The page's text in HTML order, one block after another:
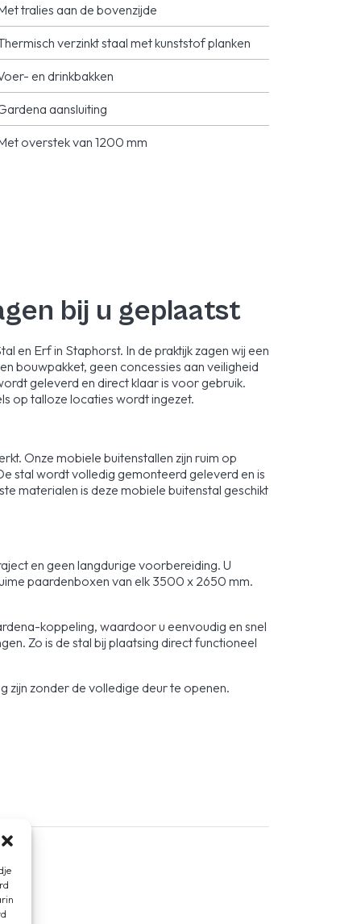
tralies aan de bovenzijde
verzinkt staal met kunststof planken
en drinkbakken
aansluiting
overstek van 1200 mm
bij u geplaatst
en Erf in Staphorst. In de praktijk zagen wij een
bouwpakket, geen concessies aan veiligheid
geleverd en direct klaar is voor gebruik.
op talloze locaties wordt ingezet.
Onze mobiele buitenstallen zijn ruim op
stal wordt volledig gemonteerd geleverd en is
materialen is deze mobiele buitenstal geschikt
en geen langdurige voorbereiding. U
paardenboxen van elk 3500 x 2650 mm.
koppeling, waardoor u eenvoudig en snel
Zo is de stal bij plaatsing direct functioneel
zijn zonder de volledige deur te openen.